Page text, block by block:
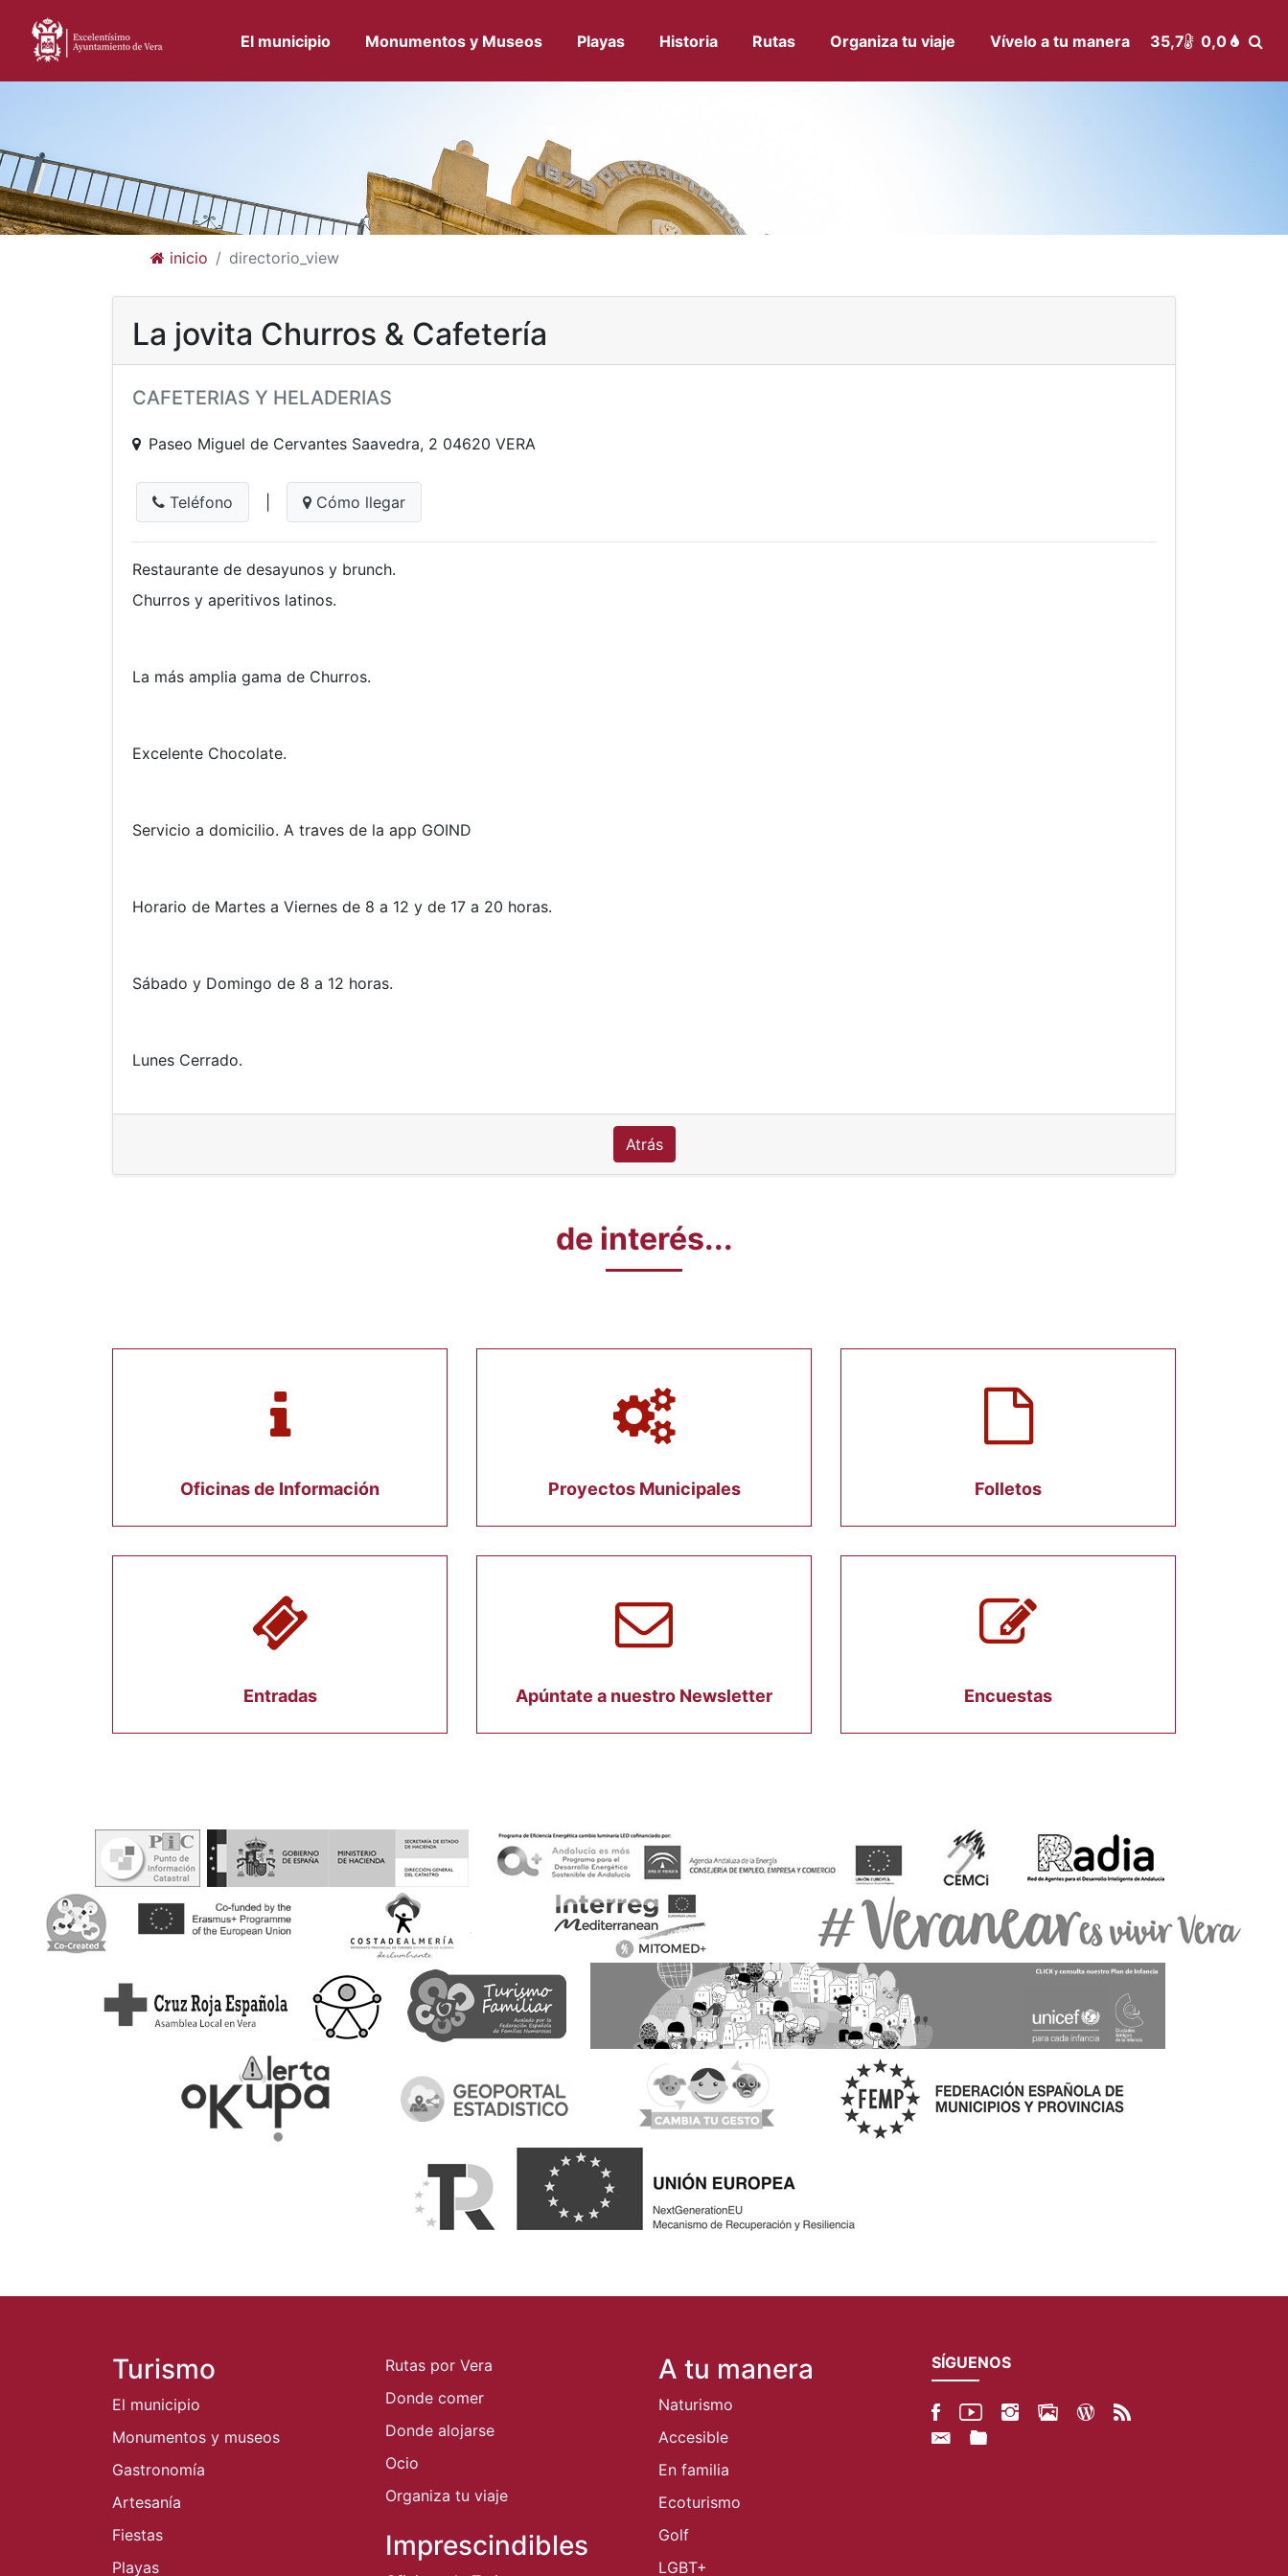
El municipio Monumentos y Museos Playas Historia Rutas Organiza tu viaje Vívelo a tu manera 35,7 0,0
inicio directorio_view
La jovita Churros & Cafetería
CAFETERIAS Y HELADERIAS
Paseo Miguel de Cervantes Saavedra, 2 04620 VERA
Teléfono Cómo llegar
Restaurante de desayunos y brunch.
Churros y aperitivos latinos.
La más amplia gama de Churros.
Excelente Chocolate.
Servicio a domicilio. A traves de la app GOIND
Horario de Martes a Viernes de 8 a 12 y de 17 a 20 horas.
Sábado y Domingo de 8 a 12 horas.
Lunes Cerrado.
Atrás
de interés...
Oficinas de Información Proyectos Municipales Folletos
Entradas Apúntate a nuestro Newsletter Encuestas
Turismo
El municipio
Monumentos y museos
Gastronomía
Artesanía
Fiestas
Playas
Rutas por Vera
Donde comer
Donde alojarse
Ocio
Organiza tu viaje
Imprescindibles
A tu manera
Naturismo
Accesible
En familia
Ecoturismo
Golf
LGBT+
SÍGUENOS